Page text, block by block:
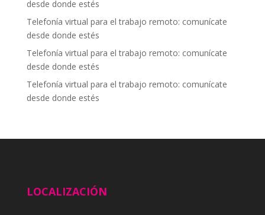
desde donde estés
Telefonía virtual para el trabajo remoto: comunícate
desde donde estés
Telefonía virtual para el trabajo remoto: comunícate
desde donde estés
Telefonía virtual para el trabajo remoto: comunícate
desde donde estés
LOCALIZACIÓN